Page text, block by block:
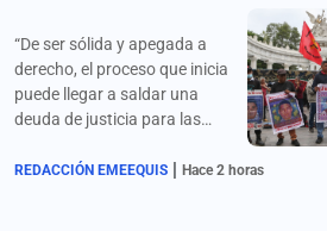
“De ser sólida y apegada a
derecho, el proceso que inicia
puede llegar a saldar una
deuda de justicia para las
desaparecidos”, señalan los
REDACCIÓN EMEEQUIS | Hace 2 horas